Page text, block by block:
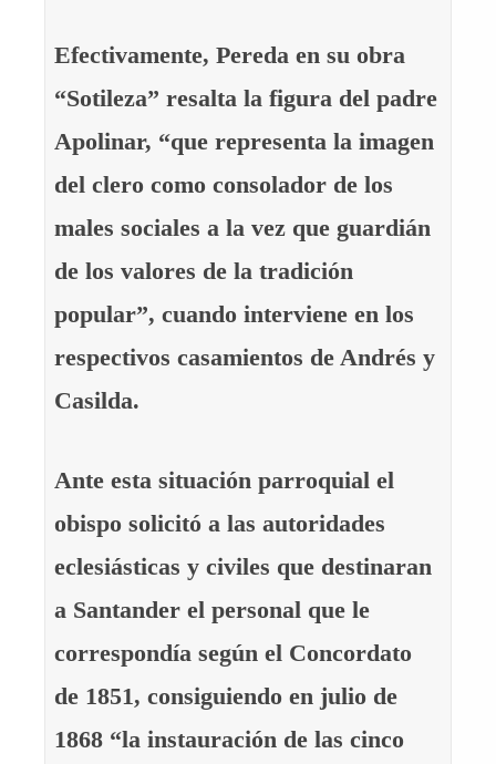
Efectivamente, Pereda en su obra
“Sotileza” resalta la figura del padre
Apolinar, “que representa la imagen
del clero como consolador de los
males sociales a la vez que guardián
de los valores de la tradición
popular”, cuando interviene en los
respectivos casamientos de Andrés y
Casilda.
Ante esta situación parroquial el
obispo solicitó a las autoridades
eclesiásticas y civiles que destinaran
a Santander el personal que le
correspondía según el Concordato
de 1851, consiguiendo en julio de
1868 “la instauración de las cinco